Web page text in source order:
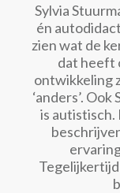
Sylvia
én
zien wat de
dat heeft
ontwikkeling
‘anders’.
is autistisch.